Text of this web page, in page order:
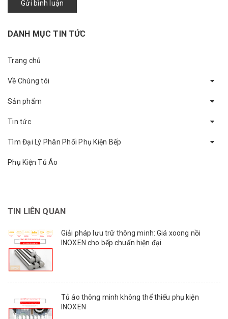
Gửi bình luận
DANH MỤC TIN TỨC
Trang chủ
Về Chúng tôi
Sản phẩm
Tin tức
Tìm Đại Lý Phân Phối Phụ Kiện Bếp
Phụ Kiện Tủ Áo
TIN LIÊN QUAN
Giải pháp lưu trữ thông minh: Giá xoong nồi
INOXEN cho bếp chuẩn hiện đại
Tủ áo thông minh không thể thiếu phụ kiện
INOXEN